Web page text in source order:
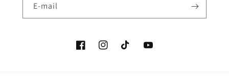
E‑mail
FacebookInstagramTikTok YouTube